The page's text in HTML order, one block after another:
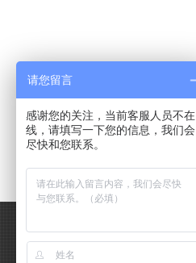
请您留言
感谢您的关注，当前客服人员不在
线，请填写一下您的信息，我们会
尽快和您联系。